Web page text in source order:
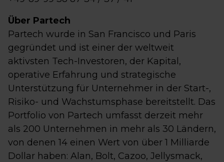
Über Partech
Partech wurde in San Francisco und Paris
gegründet und ist einer der weltweit
aktivsten Tech-Investoren, der Kapital,
operative Erfahrung und strategische
Unterstützung für Unternehmer in der Start-,
Risiko- und Wachstumsphase bereitstellt. Das
Portfolio von Partech umfasst derzeit mehr
als 200 Unternehmen in mehr als 30 Ländern,
von denen 14 einen Wert von über 1 Milliarde
Dollar haben: Alan, Bolt, Cazoo, Jellysmack,